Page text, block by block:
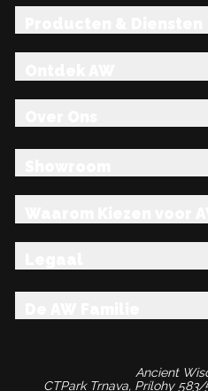
Ancient
CTPark Trnava, Prílohy 583/